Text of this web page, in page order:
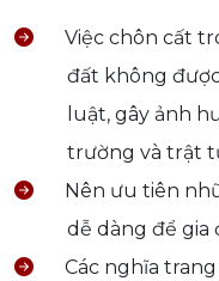
Việc chôn cất
đất không
luật, gây ảnh
trường và trật
Nên ưu tiên
dễ dàng để gia
Các nghĩa